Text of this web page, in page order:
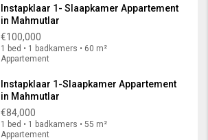
Instapklaar 1- Slaapkamer Appartement
in Mahmutlar
€100,000
1 bed • 1 badkamers • 60 m²
Appartement
Instapklaar 1-Slaapkamer Appartement
in Mahmutlar
€84,000
1 bed • 1 badkamers • 55 m²
Appartement